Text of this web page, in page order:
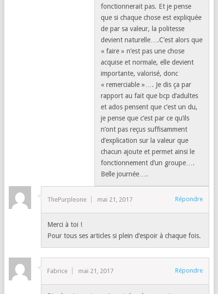
fonctionnerait pas. Et je pense
que si chaque chose est expliquée
de par sa valeur, la politesse
devient naturelle….C’est alors que
« faire » n’est pas une chose
acquise et normale, elle devient
importante, valorisé, donc
« remerciable »…. Je dis ça par
rapport au fait que bcp d’adultes
et ados pensent que c’est un du,
je pense que c’est par ce qu’ils
n’ont pas reçus suffisamment
d’explication sur la valeur que
chacun ajoute et permet ainsi le
fonctionnement d’un groupe….
Belle journée….
ThePurpleone mai 21, 2017 Répondre
Merci à toi !
Pour tous ses articles si plein d’espoir à chaque fois.
Fabrice mai 21, 2017 Répondre